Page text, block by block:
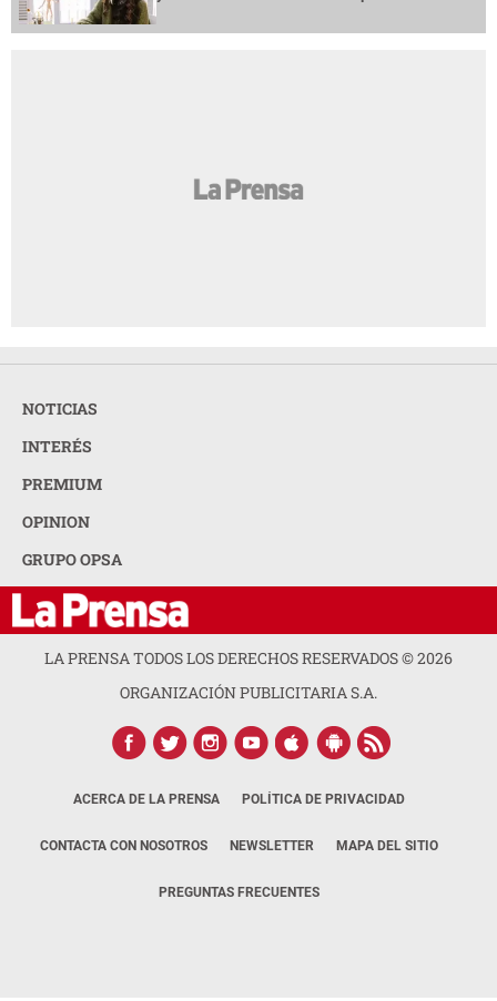
NOTICIAS
INTERÉS
PREMIUM
OPINION
GRUPO OPSA
LA PRENSA TODOS LOS DERECHOS RESERVADOS ©2026
ORGANIZACIÓN PUBLICITARIA S.A.
ACERCA DE LA PRENSA POLÍTICA DE PRIVACIDAD
CONTACTA CON NOSOTROS NEWSLETTER MAPA DEL SITIO
PREGUNTAS FRECUENTES